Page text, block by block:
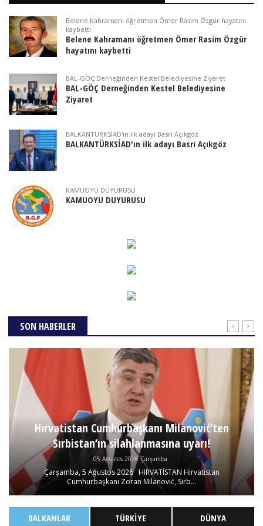
Belene Kahramanı öğretmen Ömer Rasim Özgür hayatını
kaybetti
Belene Kahramanı öğretmen Ömer Rasim Özgür
hayatını kaybetti
BAL-GÖÇ Derneğinden Kestel Belediyesine Ziyaret
BAL-GÖÇ Derneğinden Kestel Belediyesine
Ziyaret
BALKANTÜRKSİAD'ın ilk adayı Basri Açıkgöz
BALKANTÜRKSİAD'ın ilk adayı Basri Açıkgöz
KAMUOYU DUYURUSU
KAMUOYU DUYURUSU
SON HABERLER
Hırvatistan Cumhurbaşkanı Milanović’ten
Sırbistan’ın silahlanmasına uyarı!
05 Ağustos 2026 Çarşamba
Çarşamba, 5 Ağustos 2026 HIRVATİSTAN Hırvatistan
Cumhurbaşkanı Zoran Milanović, Sırb...
BALKANLAR TÜRKIYE DÜNYA